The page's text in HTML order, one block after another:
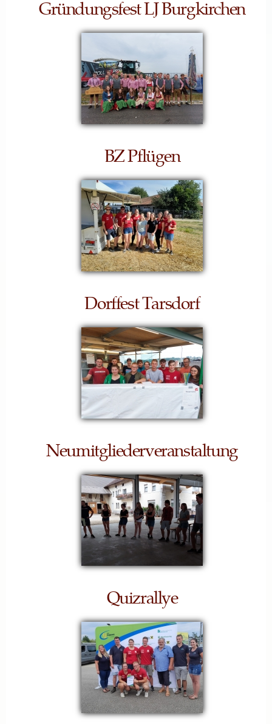
Gründungsfest LJ Burgkirchen
BZ Pflügen
Dorffest Tarsdorf
Neumitgliederveranstaltung
Quizrallye